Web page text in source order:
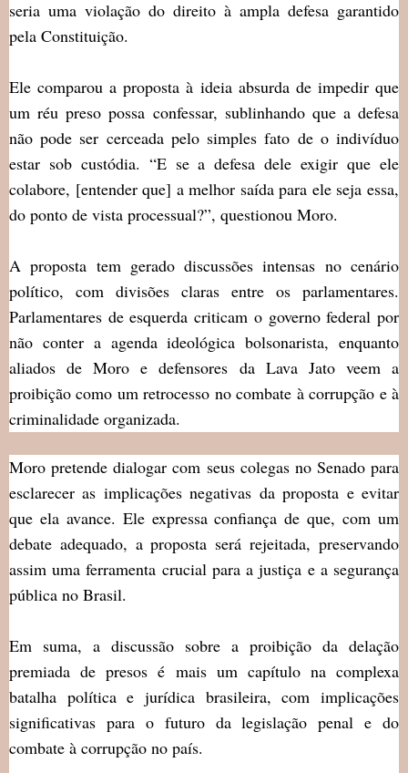
seria uma violação do direito à ampla defesa garantido
pela Constituição.
Ele comparou a proposta à ideia absurda de impedir que
um réu preso possa confessar, sublinhando que a defesa
não pode ser cerceada pelo simples fato de o indivíduo
estar sob custódia. “E se a defesa dele exigir que ele
colabore, [entender que] a melhor saída para ele seja essa,
do ponto de vista processual?”, questionou Moro.
A proposta tem gerado discussões intensas no cenário
político, com divisões claras entre os parlamentares.
Parlamentares de esquerda criticam o governo federal por
não conter a agenda ideológica bolsonarista, enquanto
aliados de Moro e defensores da Lava Jato veem a
proibição como um retrocesso no combate à corrupção e à
criminalidade organizada.
Moro pretende dialogar com seus colegas no Senado para
esclarecer as implicações negativas da proposta e evitar
que ela avance. Ele expressa confiança de que, com um
debate adequado, a proposta será rejeitada, preservando
assim uma ferramenta crucial para a justiça e a segurança
pública no Brasil.
Em suma, a discussão sobre a proibição da delação
premiada de presos é mais um capítulo na complexa
batalha política e jurídica brasileira, com implicações
significativas para o futuro da legislação penal e do
combate à corrupção no país.